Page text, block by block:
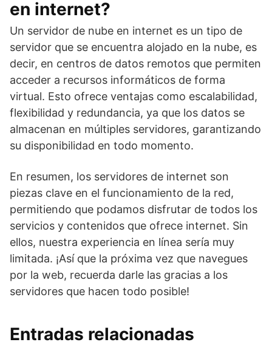
en internet?
Un servidor de nube en internet es un tipo de
servidor que se encuentra alojado en la nube, es
decir, en centros de datos remotos que permiten
acceder a recursos informáticos de forma
virtual. Esto ofrece ventajas como escalabilidad,
flexibilidad y redundancia, ya que los datos se
almacenan en múltiples servidores, garantizando
su disponibilidad en todo momento.
En resumen, los servidores de internet son
piezas clave en el funcionamiento de la red,
permitiendo que podamos disfrutar de todos los
servicios y contenidos que ofrece internet. Sin
ellos, nuestra experiencia en línea sería muy
limitada. ¡Así que la próxima vez que navegues
por la web, recuerda darle las gracias a los
servidores que hacen todo posible!
Entradas relacionadas